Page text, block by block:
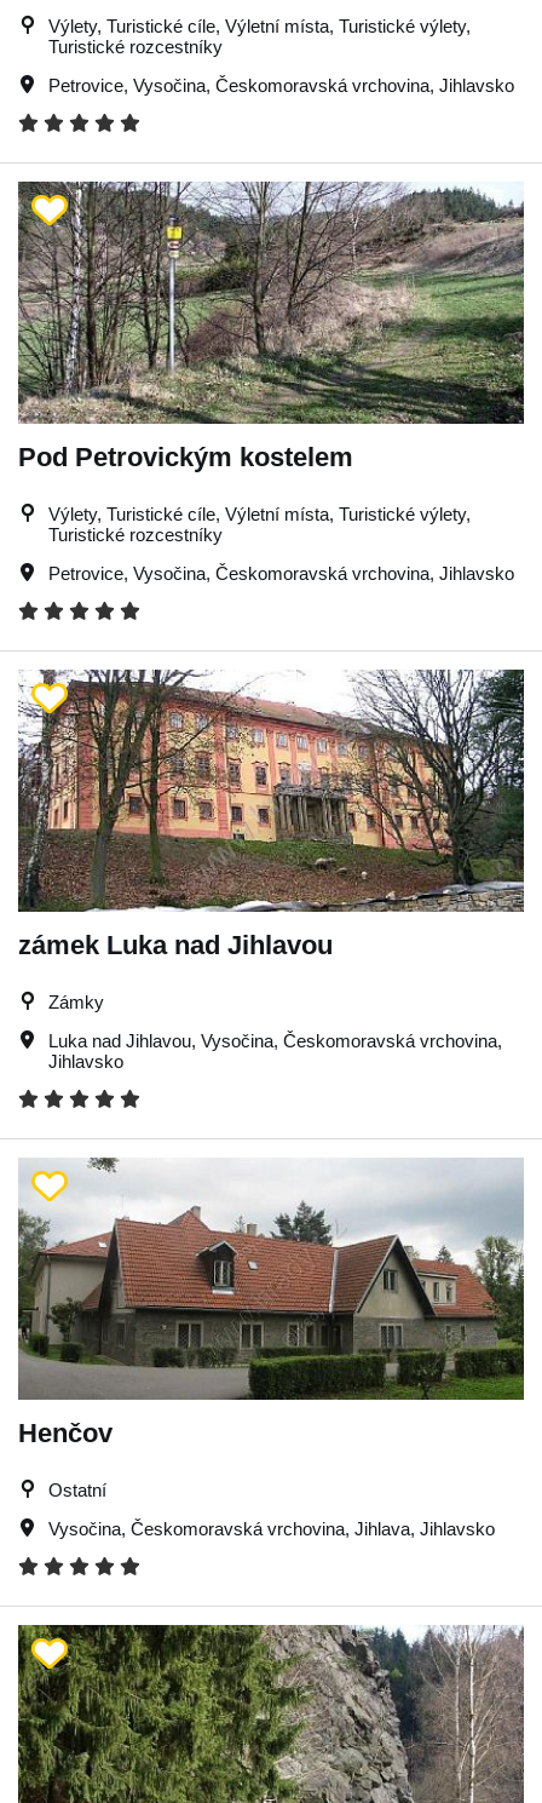
Výlety, Turistické cíle, Výletní místa, Turistické výlety,
Turistické rozcestníky
Petrovice, Vysočina, Českomoravská vrchovina, Jihlavsko
Pod Petrovickým kostelem
Výlety, Turistické cíle, Výletní místa, Turistické výlety,
Turistické rozcestníky
Petrovice, Vysočina, Českomoravská vrchovina, Jihlavsko
zámek Luka nad Jihlavou
Zámky
Luka nad Jihlavou, Vysočina, Českomoravská vrchovina,
Jihlavsko
Henčov
Ostatní
Vysočina, Českomoravská vrchovina, Jihlava, Jihlavsko